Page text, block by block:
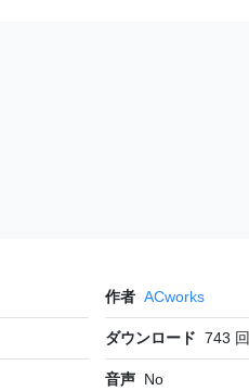
作者 ACworks
ダウンロード 743 回
音声 No